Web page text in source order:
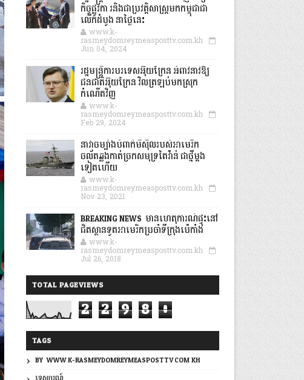
កិច្ចផ្លូវកា រនិងជាប្រវត្តិសាស្រ្តមកកម្ពុជាជា
លើកដំបូង នាថ្ងៃនេះ
www.k-
rasmeydomreymeasposttv.com.kh
Jun 04, 2024
រដ្ឋមន្ត្រីការបរទេសអ៊ុយក្រែន អំពាវនាវឱ្យ
ជនជាតិអ៊ុយក្រែន វិលត្រឡប់មកស្រុក
កំណើតវិញ
www.k-
rasmeydomreymeasposttv.com.kh
Feb 29, 2024
នាវាចម្បាំងបំពាក់មីស៊ីលរបស់អាមេរិក
ចល័តឆ្លងកាត់ច្រកសមុទ្រតៃវ៉ាន់ ជាថ្មីម្តង
ទៀតហើយ
www.k-
rasmeydomreymeasposttv.com.kh
Nov 23, 2021
BREAKING NEWS: មានហេតុការណ៍ផ្ទុះនៅ
ជិតស្ថានទូតអាមេរិកប្រចាំទីក្រុងប៉េកាំង
www.k-
rasmeydomreymeasposttv.com.kh
Jul 26, 2018
TOTAL PAGEVIEWS
2 2 9 8 0
TAGS
BY: WWW.K-RASMEYDOMREYMEASPOSTTV.COM.KH